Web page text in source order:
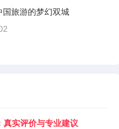
国旅游的梦幻双城
真实评价与专业建议